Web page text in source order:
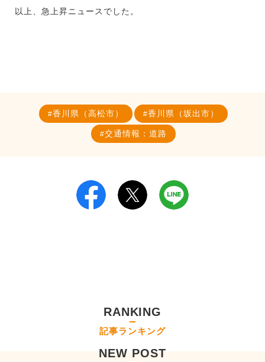
以上、急上昇ニュースでした。
香川県（高松市） 香川県（坂出市）
交通情報：道路
RANKING
記事ランキング
NEW POST